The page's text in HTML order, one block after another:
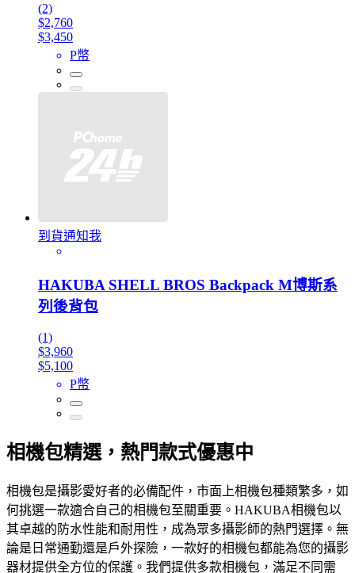
(2)
$2,760
$3,450
P幣
到貨通知我
HAKUBA SHELL BROS Backpack M博斯系
列後背包
(1)
$3,960
$5,100
P幣
相機包精選，熱門款式優惠中
相機包是攝影愛好者的必備配件，市面上相機包種類繁多，如
何挑選一款適合自己的相機包至關重要。HAKUBA相機包以
其卓越的防水性能和耐用性，成為眾多攝影師的熱門選擇。無
論是日常通勤還是戶外探險，一款好的相機包都能為您的攝影
器材提供全方位的保護。我們提供多款相機包，滿足不同需